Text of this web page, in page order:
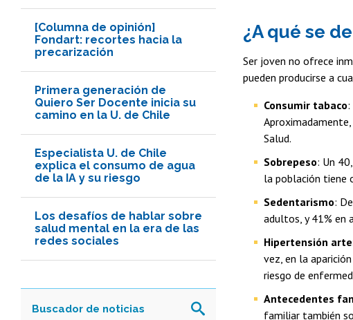
[Columna de opinión]
Fondart: recortes hacia la
precarización
Primera generación de
Quiero Ser Docente inicia su
camino en la U. de Chile
Especialista U. de Chile
explica el consumo de agua
de la IA y su riesgo
Los desafíos de hablar sobre
salud mental en la era de las
redes sociales
¿A qué se
Ser joven no ofrece
pueden producirse a
Consumir tabaco
Salud.
Sobrepeso: Un
la población tiene
Sedentarismo:
adultos, y 41% en
Hipertensión
vez, en la
riesgo de
Antecedentes
familiar también